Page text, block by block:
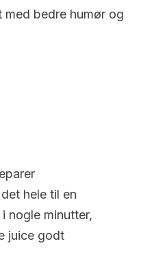
med bedre humør og
hele til en
nogle minutter,
juice godt